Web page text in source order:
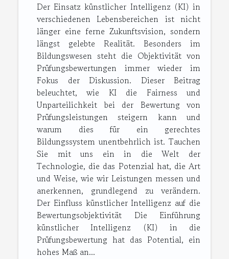
Der Einsatz künstlicher Intelligenz (KI) in
verschiedenen Lebensbereichen ist nicht
länger eine ferne Zukunftsvision, sondern
längst gelebte Realität. Besonders im
Bildungswesen steht die Objektivität von
Prüfungsbewertungen immer wieder im
Fokus der Diskussion. Dieser Beitrag
beleuchtet, wie KI die Fairness und
Unparteilichkeit bei der Bewertung von
Prüfungsleistungen steigern kann und
warum dies für ein gerechtes
Bildungssystem unentbehrlich ist. Tauchen
Sie mit uns ein in die Welt der
Technologie, die das Potenzial hat, die Art
und Weise, wie wir Leistungen messen und
anerkennen, grundlegend zu verändern.
Der Einfluss künstlicher Intelligenz auf die
Bewertungsobjektivität Die Einführung
künstlicher Intelligenz (KI) in die
Prüfungsbewertung hat das Potential, ein
hohes Maß an...